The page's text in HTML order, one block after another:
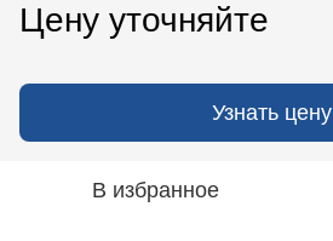
Цену уточняйте
Узнать цену
В избранное